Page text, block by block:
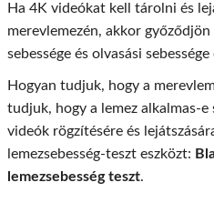
Ha 4K videókat kell tárolni és
merevlemezén, akkor
sebessége és olvasási
Hogyan tudjuk, hogy a
tudjuk, hogy a lemez alkalmas-
videók rögzítésére és
lemezsebesség-teszt eszközt:
lemezsebesség teszt.